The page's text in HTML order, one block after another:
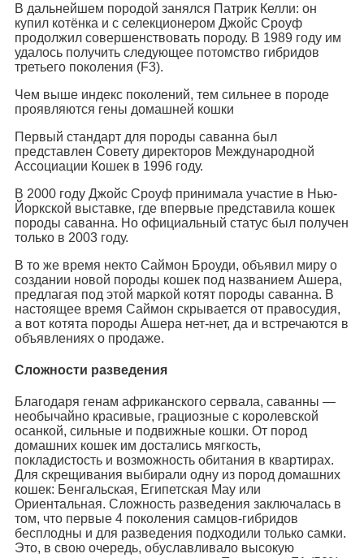
В дальнейшем породой занялся Патрик Келли: он
купил котёнка и с селекционером Джойс Сроуф
продолжил совершенствовать породу. В 1989 году им
удалось получить следующее потомство гибридов
третьего поколения (F3).
Чем выше индекс поколений, тем сильнее в породе
проявляются гены домашней кошки
Первый стандарт для породы саванна был
представлен Совету директоров Международной
Ассоциации Кошек в 1996 году.
В 2000 году Джойс Сроуф принимала участие в Нью-
Йоркской выставке, где впервые представила кошек
породы саванна. Но официальный статус был получен
только в 2003 году.
В то же время некто Саймон Броуди, объявил миру о
создании новой породы кошек под названием Ашера,
предлагая под этой маркой котят породы саванна. В
настоящее время Саймон скрывается от правосудия,
а вот котята породы Ашера нет-нет, да и встречаются в
объявлениях о продаже.
Сложности разведения
Благодаря генам африканского сервала, саванны —
необычайно красивые, грациозные с королевской
осанкой, сильные и подвижные кошки. От пород
домашних кошек им достались мягкость,
покладистость и возможность обитания в квартирах.
Для скрещивания выбирали одну из пород домашних
кошек: Бенгальская, Египетская Мау или
Ориентальная. Сложность разведения заключалась в
том, что первые 4 поколения самцов-гибридов
бесплодны и для разведения подходили только самки.
Это, в свою очередь, обуславливало высокую